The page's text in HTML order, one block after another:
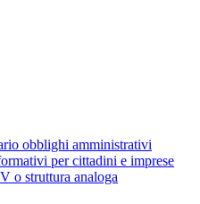
obblighi amministrativi
per cittadini e imprese
o struttura analoga